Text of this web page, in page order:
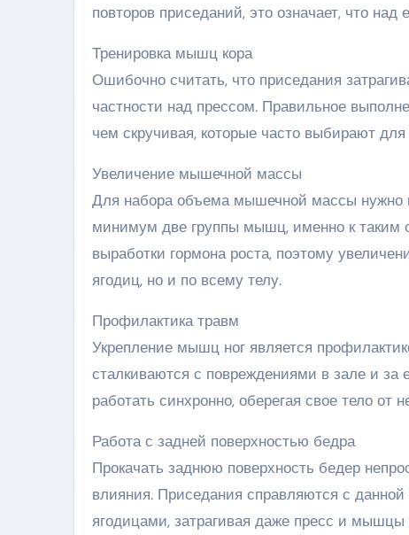
повторов приседаний, это означает, что
Тренировка мышц кора
Ошибочно считать, что приседания
частности над прессом. Правильное
чем скручивая, которые часто выбирают
Увеличение мышечной массы
Для набора объема мышечной массы нужно
минимум две группы мышц, именно к таким
выработки гормона роста, поэтому
ягодиц, но и по всему телу.
Профилактика травм
Укрепление мышц ног является
сталкиваются с повреждениями в зале и
работать синхронно, оберегая свое тело от
Работа с задней поверхностью бедра
Прокачать заднюю поверхность бедер
влияния. Приседания справляются с
ягодицами, затрагивая даже пресс и